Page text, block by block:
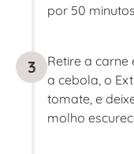
por 50
3
Retire a
a cebola, o
tomate, e
molho